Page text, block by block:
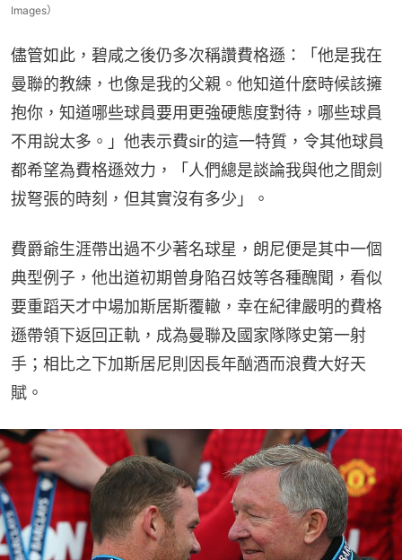
Images）
儘管如此，碧咸之後仍多次稱讚費格遜：「他是我在
曼聯的教練，也像是我的父親。他知道什麼時候該擁
抱你，知道哪些球員要用更強硬態度對待，哪些球員
不用說太多。」他表示費sir的這一特質，令其他球員
都希望為費格遜效力，「人們總是談論我與他之間劍
拔弩張的時刻，但其實沒有多少」。
費爵爺生涯帶出過不少著名球星，朗尼便是其中一個
典型例子，他出道初期曾身陷召妓等各種醜聞，看似
要重蹈天才中場加斯居斯覆轍，幸在紀律嚴明的費格
遜帶領下返回正軌，成為曼聯及國家隊隊史第一射
手；相比之下加斯居尼則因長年酗酒而浪費大好天
賦。